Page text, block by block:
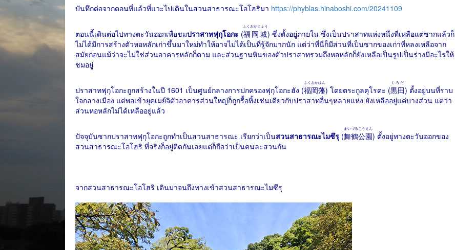
บันทึกต่อจากตอนที่แล้วที่แวะไปเดินในสวนสาธารณะโอโฮริมา https://phyblas.hinaboshi.com/20241109
ตอนนี้เดินต่อไปทางตะวันออกเพื่อชมปราสาทฟุกุโอกะ (福岡城
ふくおかじょう
) ซึ่งตั้งอยู่ภายใน ซึ่งเป็นปราสาทแห่งหนึ่งที่เหลือแต่ซากแล้วก็
ไม่ได้มีการสร้างตัวหอหลักเก่าขึ้นมาใหม่ทำให้อาจไม่ได้เป็นที่รู้จักมากนัก แต่ว่าที่นี่ก็มีส่วนที่เป็นซากของเก่าที่หลงเหลือจาก
สมัยก่อนแม้ว่าจะไม่ใช่ส่วนอาคารหลักก็ตาม และส่วนฐานหินของตัวปราสาทรวมถึงหอหลักก็ยังเหลือเป็นรูปเป็นร่างมีอะไรให้
ชมอยู่
ปราสาทฟุกุโอกะถูกสร้างในปี 1601 เป็นศูนย์กลางการปกครองฟุกุโอกะฮัง (福岡藩
ふくおかはん
) โดยตระกูลคุโรดะ (黒田
くろだ
) ตั้งอยู่บนที่ราบ
ใจกลางเมือง แต่พอเข้ายุคเมย์จิตัวอาคารส่วนใหญ่ก็ถูกรื้อทิ้งเช่นเดียวกับปราสาทอื่นๆหลายแห่ง ยังเหลืออยู่แค่บางส่วน แต่ว่า
ส่วนหอหลักไม่ได้เหลืออยู่แล้ว
ปัจจุบันซากปราสาทฟุกุโอกะถูกทำเป็นสวนสาธารณะ เรียกว่าเป็นสวนสาธารณะไมซึรุ (舞鶴公園
まいづるこうえん
) ตั้งอยู่ทางตะวันออกของ
สวนสาธารณะโอโฮริ ที่จริงก็อยู่ติดกันเลยแต่ก็ถือว่าเป็นคนละสวนกัน
จากสวนสาธารณะโอโฮริ เดินมาจนถึงทางเข้าสวนสาธารณะไมซึรุ